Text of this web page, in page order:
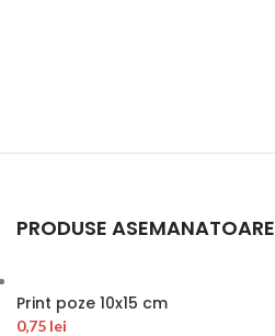
PRODUSE ASEMANATOARE
Print poze 10x15 cm
0,75 lei